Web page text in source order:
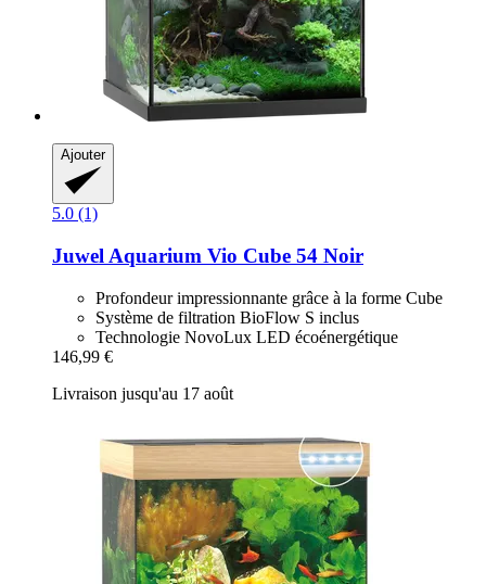
Ajouter
5.0 (1)
Juwel Aquarium Vio Cube 54 Noir
Profondeur impressionnante grâce à la forme Cube
Système de filtration BioFlow S inclus
Technologie NovoLux LED écoénergétique
146,99 €
Livraison jusqu'au 17 août